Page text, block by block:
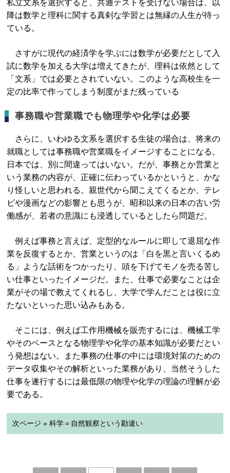
私立文系を選択すると、共通テストを受けない場合は、以
降は数学と理科に関する真剣な学習とは無縁の人生が待っ
ている。
さすがに現代の経済学を学ぶには数学が必要だとして入
試に数学を加える大学は増えてきたが、理科は依然として
「文系」では必要とされていない。このような高校生を一
定の比率で作ってしまう制度がまだ残っている
事務職や営業職でも物理学や化学は必要
さらに、いわゆる文系を選択する生徒の場合は、将来の
就職としては事務職や営業職をイメージすることになる。
日本では、別に間違ってはいない。だが、事務とか営業と
いう業務の内容が、正確に伝わっているかというと、かな
り怪しいと思われる。親世代から聞こえてくるとか、テレ
ビや漫画などの影響とも思うが、昭和以来の日本の古い労
働感が、若者の意識にも浸透しているとしたら問題だ。
例えば事務と言えば、定型的なルールに即して退屈な作
業を反復するとか、営業というのは「白を黒と言いくるめ
る」ような話術をつかったり、頭を下げてモノを売る苦し
い仕事といったイメージだ。また、仕事で必要なことは企
業がその場で教えてくれるし、大学で学んだことは役に立
たないといった思い込みもある。
そこには、例えば工作用機械を販売するには、機械工学
やそのベースとなる物理学や化学の基本知識が必要だとい
う発想はない。また事務の仕事の中には環境対策のための
データ収集やその解析といった業務があり、当然そうした
仕事を遂行するには最低限の物理や化学の理論の理解が必
要である。
次ページ » 科学＝自然観察という勘違い